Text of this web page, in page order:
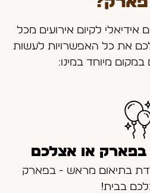
אידיאלי לקיום אירועים מכל
לכם את כל האפשרויות לעשות
במקום מיוחד במינו:
בפארק או אצלכם
בתיאום מראש - בפארק
בבית!